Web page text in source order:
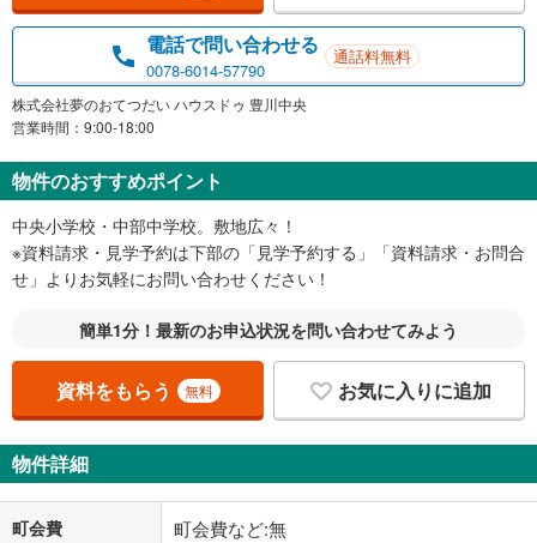
電話で問い合わせる
0078-6014-57790
通話料無料
株式会社夢のおてつだい ハウスドゥ 豊川中央
営業時間：9:00-18:00
物件のおすすめポイント
中央小学校・中部中学校。敷地広々！
※資料請求・見学予約は下部の「見学予約する」「資料請求・お問合
せ」よりお気軽にお問い合わせください！
簡単1分！最新のお申込状況を問い合わせてみよう
資料をもらう 無料 お気に入りに追加
物件詳細
町会費 町会費など:無